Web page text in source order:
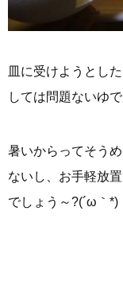
皿に受けようとし
しては問題ないゆ
暑いからってそう
ないし、お手軽放
でしょう～?(´ω｀*)